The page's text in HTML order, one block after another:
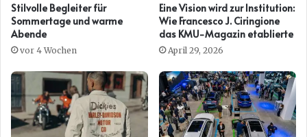
Stilvolle Begleiter für
Sommertage und warme
Abende
vor 4 Wochen
Eine Vision wird zur Institution:
Wie Francesco J. Ciringione
das KMU-Magazin etablierte
April 29, 2026